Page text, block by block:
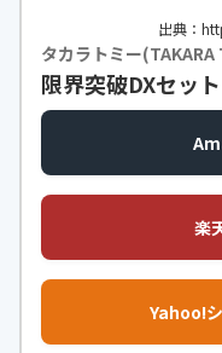
出典：
タカラトミー(TAKARA
限界突破DXセット
楽
Yahoo!